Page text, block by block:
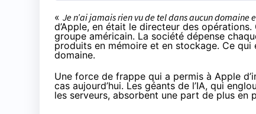
« Je n’ai jamais rien vu de tel dans aucun domaine
d’Apple, en était le directeur des
groupe américain. La société dépense
produits en mémoire et en stockage. Ce
domaine.
Une force de frappe qui a permis à Apple
cas aujourd’hui. Les géants de l’IA, qui
les serveurs, absorbent une part de plus